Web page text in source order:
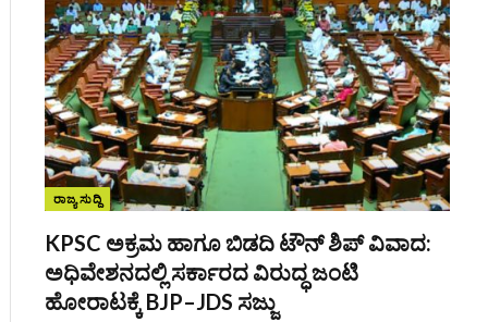
ರಾಜ್ಯ ಸುದ್ದಿ
KPSC ಅಕ್ರಮ ಹಾಗೂ ಬಿಡದಿ ಟೌನ್‌ ಶಿಪ್ ವಿವಾದ:
ಅಧಿವೇಶನದಲ್ಲಿ ಸರ್ಕಾರದ ವಿರುದ್ಧ ಜಂಟಿ
ಹೋರಾಟಕ್ಕೆ BJP–JDS ಸಜ್ಜು